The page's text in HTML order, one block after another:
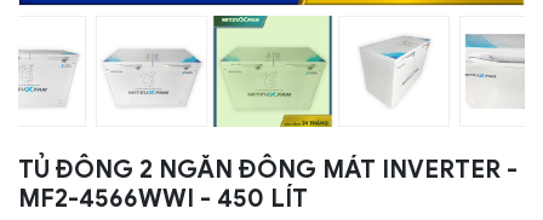
TỦ ĐÔNG 2 NGĂN ĐÔNG MÁT INVERTER -
MF2-4566WWI - 450 LÍT